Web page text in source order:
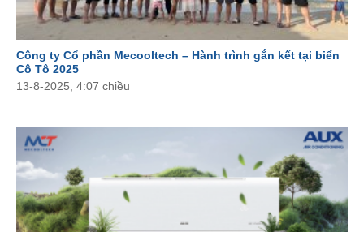
TƯ VẤN MIỄN PHÍ CÁC GIẢI PHÁP VỀ ĐIỀU HÒA.
SẢN PHẨM TỐT – GIÁ TIẾT KIỆM.
CHÍNH SÁCH BẢO HÀNH CHÍNH HÃNG UY TÍN.
VẬN CHUYỂN VÀ LẮP ĐẶT NGAY TRONG NGÀY(đối
với khách hàng trong nội thành)
ĐỐI VỚI KHÁCH HÀNG NGOẠI TỈNH CAM KẾT GIAO
HÀNG NHANH NHẤT.
Công ty Cổ phần Mecooltech – Hành trình gắn kết tại biển
Cô Tô 2025
13-8-2025, 4:07 chiều